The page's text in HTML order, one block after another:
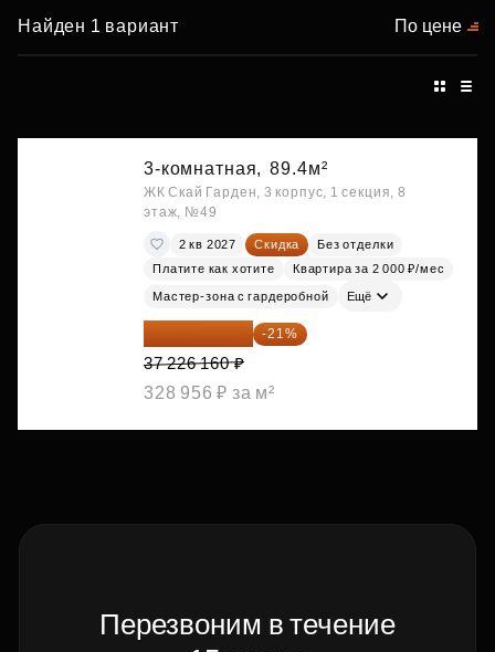
Найден 1 вариант По цене
3-комнатная, 89.4м²
ЖК Скай Гарден, 3 корпус, 1 секция, 8
этаж, №49
2 кв 2027 Скидка
Без отделки
Платите как хотите
Квартира за 2 000 ₽/мес
Мастер-зона с гардеробной Ещё
29 408 666 ₽ -21%
37 226 160 ₽
328 956 ₽ за м²
Перезвоним в течение